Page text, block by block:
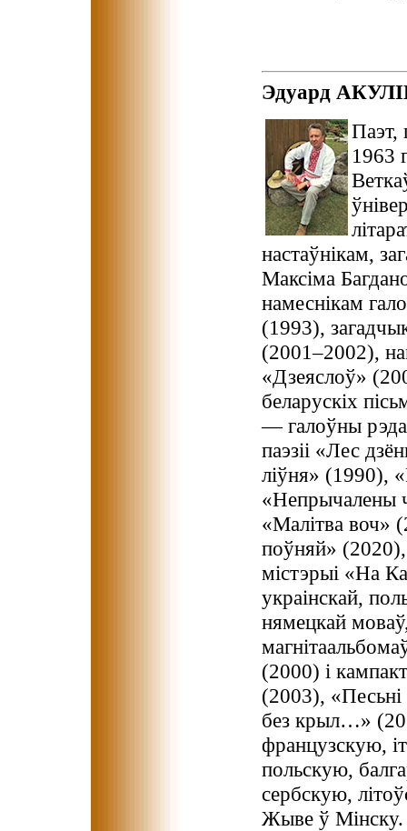
Эдуард
Паэт,
1963
настаўнікам,
Максіма
намеснікам
(1993),
(2001–2002),
«Дзеяслоў»
беларускіх
— галоўны
паэзіі «Лес
ліўня» (1990),
«Непрычалены
«Малітва воч»
поўняй»
містэрыі «На
украінскай,
нямецкай
(2000) і
(2003),
без крыл…»
французскую,
польскую,
сербскую,
Жыве ў Мінску.